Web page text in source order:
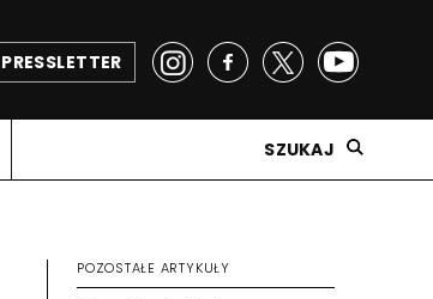
PRESSLETTER
SZUKAJ
POZOSTAŁE ARTYKUŁY